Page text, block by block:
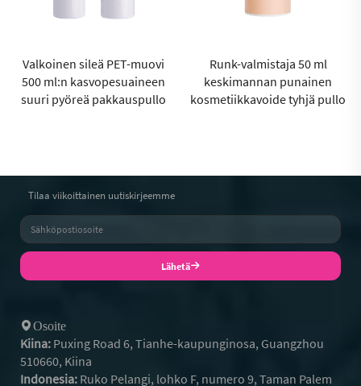
Valkoinen sileä PET-muovi
500 ml:n kasvopesuaineen
suuri pyöreä pakkauspullo
Runk-valmistaja 50 ml
keskimannan punainen
kosmetiikkavoide tyhjä pullo
Tilaa viikoittainen uutiskirjeemme
Lähetä
Osoite
Kiina: Puxing Road 6, Tianhe-kaupunginosa, Guangzhou
510660, Kiina
Indonesia: Ruko Pelangi, lohko F, numero 9, Taman Palem